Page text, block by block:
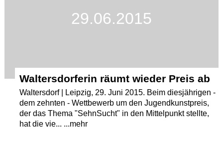
29.06.2015
Waltersdorferin räumt wieder Preis ab
Waltersdorf | Leipzig, 29. Juni 2015. Beim diesjährigen -
dem zehnten - Wettbewerb um den Jugendkunstpreis,
der das Thema "SehnSucht" in den Mittelpunkt stellte,
hat die vie... ...mehr